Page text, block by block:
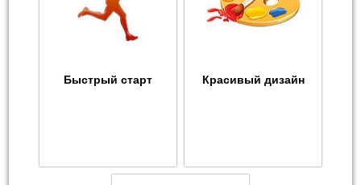
Быстрый старт Красивый дизайн